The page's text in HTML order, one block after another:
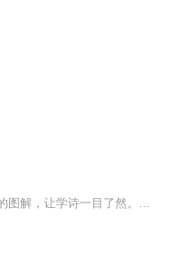
解，让学诗一目了然。...